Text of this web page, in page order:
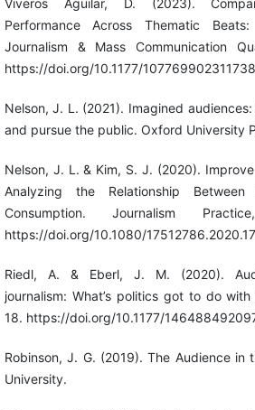
Viveros Aguilar, D. (2023).
Performance Across Thematic
Journalism & Mass Communication
https://doi.org/10.1177/
Nelson, J. L. (2021). Imagined
and pursue the public. Oxford University
Nelson, J. L. & Kim, S. J. (2020).
Analyzing the Relationship
Consumption. Journalism
https://doi.org/10.1080/
Riedl, A. & Eberl, J. M. (2020).
journalism: What’s politics got to do
18. https://doi.org/10.1177/
Robinson, J. G. (2019). The Audience in
University.